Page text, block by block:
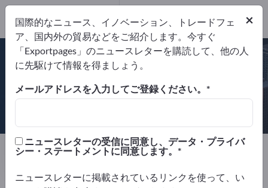
製造元 ドイツ
Website
DIN EN ISO 9001
BRC-IoP British Retail Consortium &
Institute of Packaging
×
国際的なニュース、イノベーション、トレードフェ
ア、国内外の貿易などをご紹介します。今すぐ
「Exportpages」のニュースレターを購読して、他の人
に先駆けて情報を得ましょう。
メールアドレスを入力してご登録ください。
ニュースレターの受信に同意し、データ・プライバ
シー・ステートメントに同意します。
ニュースレターに掲載されているリンクを使って、い